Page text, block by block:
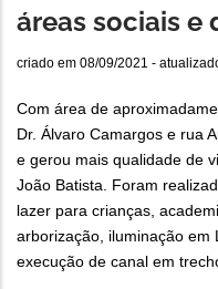
áreas sociais e
criado em 08/09/2021 -
Com área de
Dr. Álvaro Camargos e rua
e gerou mais qualidade de
João Batista. Foram
lazer para crianças,
arborização, iluminação em
execução de canal em